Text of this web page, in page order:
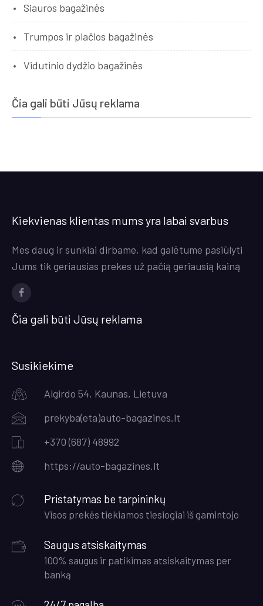
Siauros bagažinės
Trumpos ir plačios bagažinės
Vidutinio dydžio bagažinės
Čia gali būti Jūsų reklama
Kiekvienas klientas mums yra labai svarbus
Mes daug ir sunkiai dirbame, kad galėtume pasiūlyti
Jums tik geriausias prekes už pačią geriausią kainą
Čia gali būti Jūsų reklama
Susikiekime
Algirdo 54, Kaunas, Lietuva
prekyba(eta)auto-bagazines.lt
+370 (687) 48992
https;//auto-bagazines.lt
Pristatymas be tarpininkų
Visos prekės tiekiamos tiesiogiai iš gamintojo
Saugus atsiskaitymas
100% saugus ir patikimas atsiskaitymas per
banką